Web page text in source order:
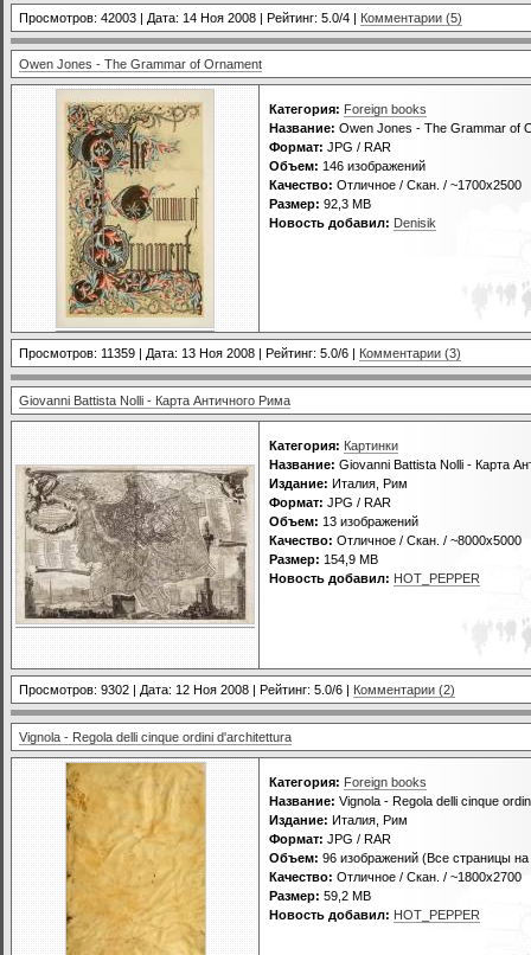
Просмотров: 42003 | Дата: 14 Ноя 2008 | Рейтинг: 5.0/4 | Комментарии (5)
Owen Jones - The Grammar of Ornament
Категория: Foreign books
Название: Owen Jones - The Grammar of
Формат: JPG / RAR
Объем: 146 изображений
Качество: Отличное / Скан. / ~1700x2500
Размер: 92,3 MB
Новость добавил: Denisik
Просмотров: 11359 | Дата: 13 Ноя 2008 | Рейтинг: 5.0/6 | Комментарии (3)
Giovanni Battista Nolli - Карта Античного Рима
Категория: Картинки
Название: Giovanni Battista Nolli - Карта
Издание: Италия, Рим
Формат: JPG / RAR
Объем: 13 изображений
Качество: Отличное / Скан. / ~8000х5000
Размер: 154,9 MB
Новость добавил: HOT_PEPPER
Просмотров: 9302 | Дата: 12 Ноя 2008 | Рейтинг: 5.0/6 | Комментарии (2)
Vignola - Regola delli cinque ordini d'architettura
Категория: Foreign books
Название: Vignola - Regola delli cinque
Издание: Италия, Рим
Формат: JPG / RAR
Объем: 96 изображений (Все страницы
Качество: Отличное / Скан. / ~1800х2700
Размер: 59,2 MB
Новость добавил: HOT_PEPPER